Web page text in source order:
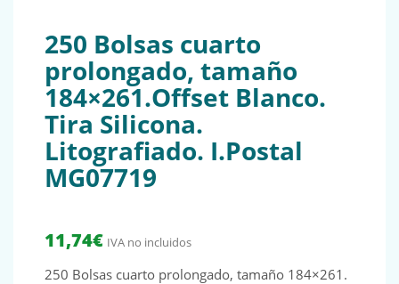
250 Bolsas cuarto
prolongado, tamaño
184×261.Offset Blanco.
Tira Silicona.
Litografiado. I.Postal
MG07719
11,74€ IVA no incluidos
250 Bolsas cuarto prolongado, tamaño 184×261.